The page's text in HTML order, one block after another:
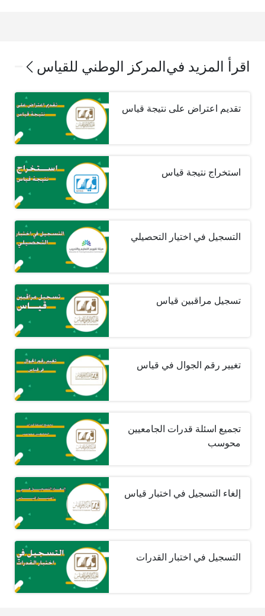
اقرأ المزيد في المركز الوطني للقياس
تقديم اعتراض على نتيجة قياس
استخراج نتيجة قياس
التسجيل في اختيار التحصيلي
تسجيل مراقبين قياس
تغيير رقم الجوال في قياس
تجميع اسئلة قدرات الجامعيين
محوسب
إلغاء التسجيل في اختبار قياس
التسجيل في اختبار القدرات